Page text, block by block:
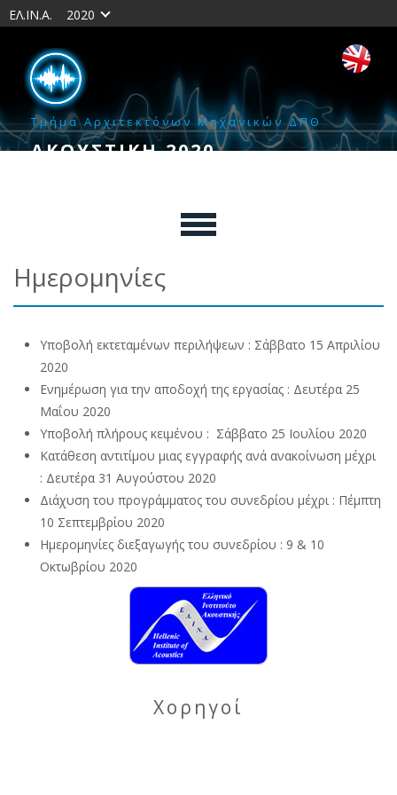
ΕΛ.ΙΝ.Α. 2020
Τμήμα Αρχιτεκτόνων Μηχανικών ΔΠΘ
ΑΚΟΥΣΤΙΚΗ 2020
Ημερομηνίες
Υποβολή εκτεταμένων περιλήψεων : Σάββατο 15 Απριλίου
2020
Ενημέρωση για την αποδοχή της εργασίας : Δευτέρα 25
Μαΐου 2020
Υποβολή πλήρους κειμένου : Σάββατο 25 Ιουλίου 2020
Κατάθεση αντιτίμου μιας εγγραφής ανά ανακοίνωση μέχρι
: Δευτέρα 31 Αυγούστου 2020
Διάχυση του προγράμματος του συνεδρίου μέχρι : Πέμπτη
10 Σεπτεμβρίου 2020
Ημερομηνίες διεξαγωγής του συνεδρίου : 9 & 10
Οκτωβρίου 2020
Χορηγοί